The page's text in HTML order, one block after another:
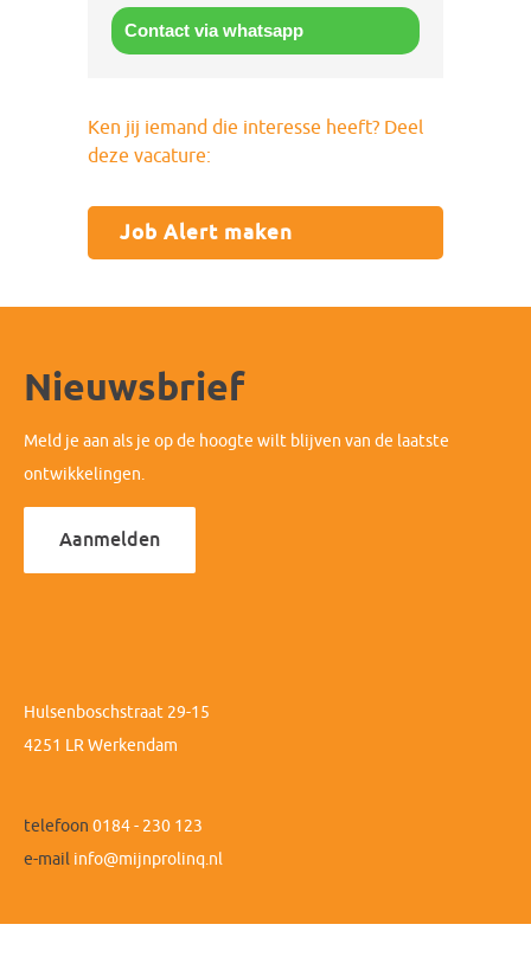
Contact via whatsapp
Ken jij iemand die interesse heeft? Deel
deze vacature:
Job Alert maken
Nieuwsbrief
Meld je aan als je op de hoogte wilt blijven van de laatste
ontwikkelingen.
Aanmelden
Hulsenboschstraat 29-15
4251 LR Werkendam
telefoon 0184 - 230 123
e-mail info@mijnprolinq.nl